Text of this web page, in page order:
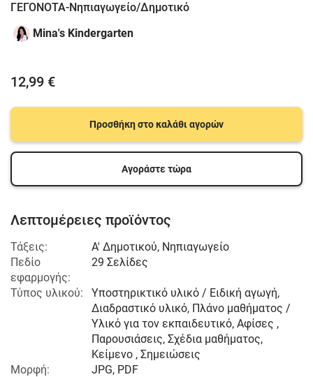
ΓΕΓΟΝΟΤΑ-Νηπιαγωγείο/Δημοτικό
Mina's Kindergarten
12,99 €
Προσθήκη στο καλάθι αγορών
Αγοράστε τώρα
Λεπτομέρειες προϊόντος
Τάξεις: Α' Δημοτικού, Νηπιαγωγείο
Πεδίο
εφαρμογής:
29 Σελίδες
Τύπος υλικού:
Υποστηρικτικό υλικό / Ειδική αγωγή,
Διαδραστικό υλικό, Πλάνο μαθήματος /
Υλικό για τον εκπαιδευτικό, Αφίσες ,
Παρουσιάσεις, Σχέδια μαθήματος,
Κείμενο , Σημειώσεις
Μορφή:
JPG, PDF